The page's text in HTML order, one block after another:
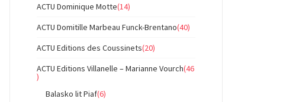
ACTU Dominique Motte(14)
ACTU Domitille Marbeau Funck-Brentano(40)
ACTU Editions des Coussinets(20)
ACTU Editions Villanelle – Marianne Vourch(46
)
Balasko lit Piaf(6)